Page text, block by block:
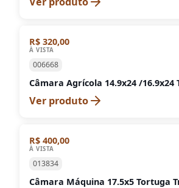
R$ 320,00
À VISTA
006668
Câmara Agrícola 14.9x24 /16.9x24
Ver produto
R$ 400,00
À VISTA
013834
Câmara Máquina 17.5x5 Tortuga